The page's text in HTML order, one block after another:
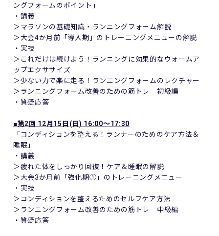
ングフォームのポイント」
・講義
＞マラソンの基礎知識・ランニングフォーム解説
＞大会4か月前「導入期」のトレーニングメニューの解説
・実技
＞これだけは続けよう！ランニングに効果的なウォームア
ップエクササイズ
＞少ない力で楽に走る！ランニングフォームのレクチャー
＞ランニングフォーム改善のための筋トレ 初級編
・質疑応答
■第2回 12月15日(日) 16:00～17:30
「コンディションを整える！ランナーのためのケア方法＆
睡眠」
・講義
＞疲れた体をしっかり回復！ケア＆睡眠の解説
＞大会3か月前「強化期①」のトレーニングメニュー
・実技
＞コンディションを整えるためのセルフケア方法
＞ランニングフォーム改善のための筋トレ 中級編
・質疑応答